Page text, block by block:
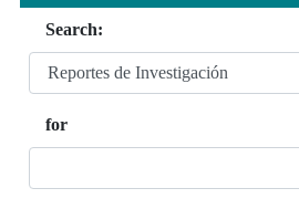
Search:
for